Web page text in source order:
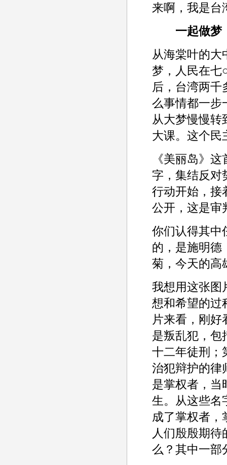
来啊，我是台
一起做梦
从海棠叶的大
梦，人民在七
后，台湾两千
么事情都一步
从大梦慢慢
大课。这个民
《美丽岛》
字，集结反对
行动开始，接
公开，这是审
你们认得其中
的，是施明德
菊，今天的高
我想用这张图
想和希望的过
片来看，刚
是叛乱犯，包
十二年徒刑；
治犯辩护的律
是掌权者，当
生。从这些名
成了掌权者，
人们殷殷期
么？其中一部